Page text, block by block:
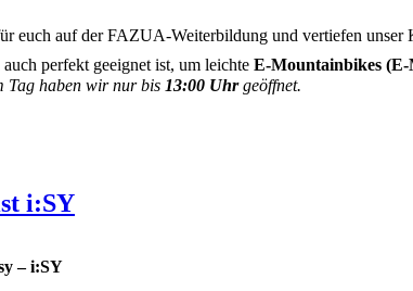
euch auf der FAZUA-Weiterbildung und vertiefen
auch perfekt geeignet ist, um leichte E-Mountainbikes
Tag haben wir nur bis 13:00 Uhrgeöffnet.
i:SY
– i:SY